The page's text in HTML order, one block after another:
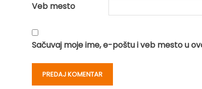
Veb mesto
Sačuvaj moje ime, e-poštu i veb mesto u